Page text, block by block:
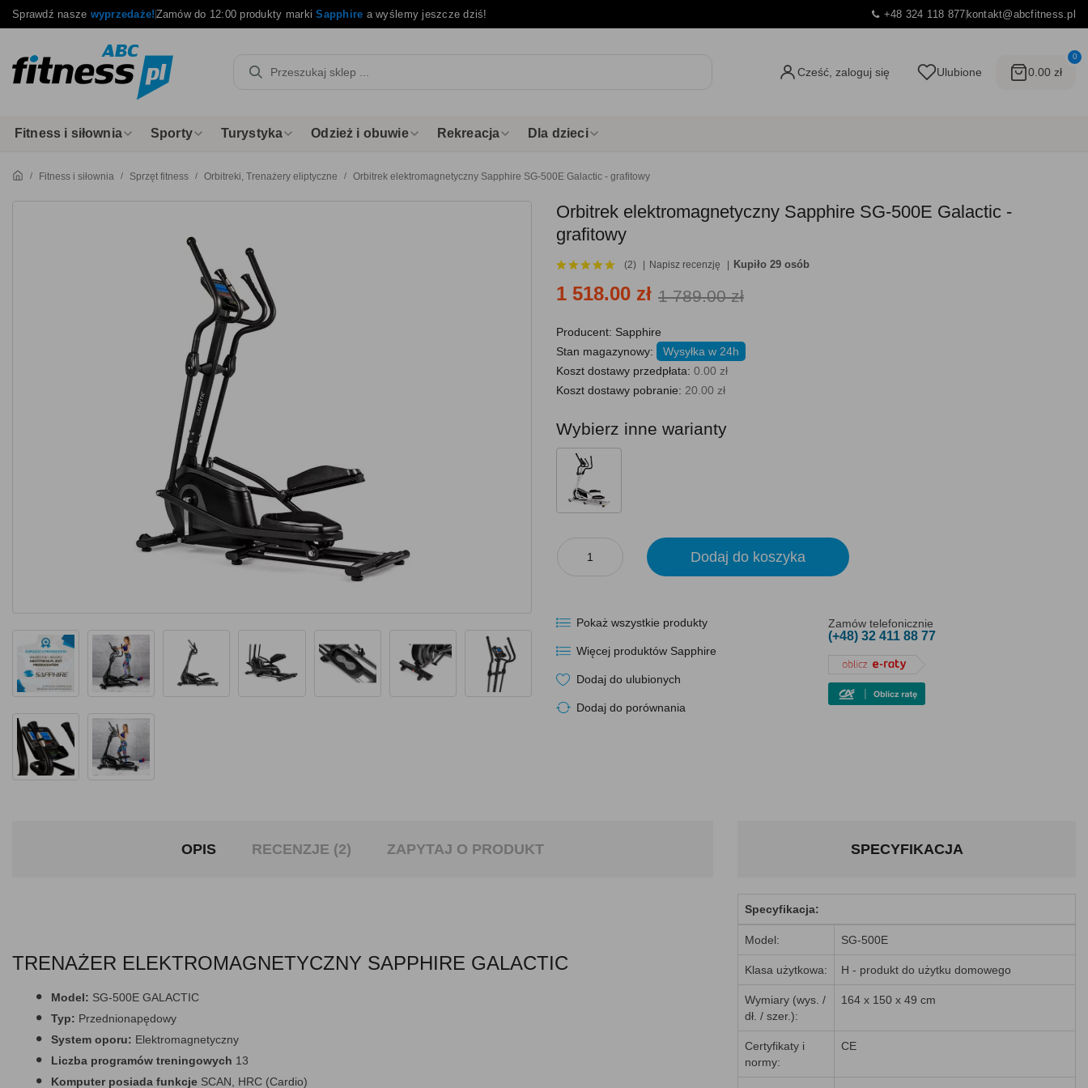
Sprawdź nasze wyprzedaże!Zamów do 12:00 produkty markiSapphire a wyślemy jeszcze dziś! +48 324 118 877kontakt@abcfitness.pl
Cześć, zaloguj się Ulubione
0
0.00 zł
Fitness i siłownia Sporty Turystyka Odzież i obuwie Rekreacja Dla dzieci
Fitness i siłownia Sprzęt fitness Orbitreki, Trenażery eliptyczne Orbitrek elektromagnetyczny Sapphire SG-500E Galactic - grafitowy
Orbitrek elektromagnetyczny Sapphire SG-500E Galactic -
grafitowy
(2) Napisz recenzję Kupiło 29 osób
1 518.00 zł 1 789.00 zł
Producent: Sapphire
Stan magazynowy:
Wysyłka w 24h
Koszt dostawy przedpłata: 0.00 zł
Koszt dostawy pobranie: 20.00 zł
Wybierz inne warianty
Dodaj do koszyka
Pokaż wszystkie produkty
Więcej produktów Sapphire
Dodaj do ulubionych
Dodaj do porównania
Zamów telefonicznie
(+48) 32 411 88 77
OPIS RECENZJE (2) ZAPYTAJ O PRODUKT
TRENAŻER ELEKTROMAGNETYCZNY SAPPHIRE GALACTIC
Model: SG-500E GALACTIC
Typ: Przednionapędowy
System oporu: Elektromagnetyczny
Liczba programów treningowych 13
Komputer posiada funkcje SCAN, HRC (Cardio)
SPECYFIKACJA
Specyfikacja:
Model: SG-500E
Klasa użytkowa: H - produkt do użytku domowego
Wymiary (wys. /
dł. / szer.):
164 x 150 x 49 cm
Certyfikaty i
normy:
CE